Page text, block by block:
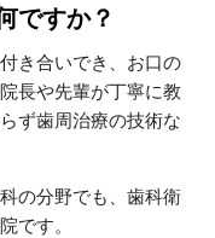
ですか？
き合いでき、お口の
長や先輩が丁寧に教
ず歯周治療の技術な
の分野でも、歯科衛
です。